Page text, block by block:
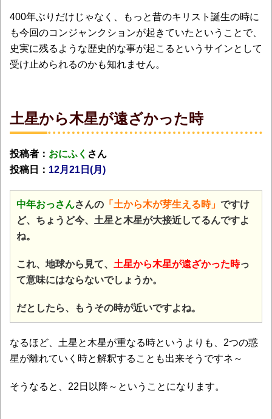
400年ぶりだけじゃなく、もっと昔のキリスト誕生の時に
も今回のコンジャンクションが起きていたということで、
史実に残るような歴史的な事が起こるというサインとして
受け止められるのかも知れません。
土星から木星が遠ざかった時
投稿者： おにふく さん
投稿日： 12月21日(月 )
中年おっさんさんの 「土から木が芽生える時」 ですけ
ど、ちょうど今、土星と木星が大接近してるんですよ
ね。
これ、地球から見て、 土星から木星が遠ざかった時っ
て意味にはならないでしょうか。
だとしたら、もうその時が近いですよね。
なるほど、土星と木星が重なる時というよりも、2つの惑
星が離れていく時と解釈することも出来そうですネ～
そうなると、22日以降～ということになります。